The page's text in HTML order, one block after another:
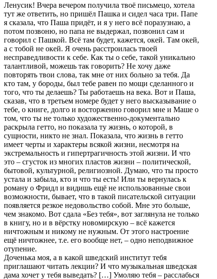
Ленусик! Вчера вечером получила твоё письмецо, хотела
тут же ответить, но пришёл Пашка и сидел часа три. Папе
я сказала, что Паша придёт, и я у него всё поразузнаю, а
потом позвоню, но папа не выдержал, позвонил сам и
говорил с Пашкой. Всё там будет, кажется, окей. Там окей,
а с тобой не окей. Я очень расстроилась твоей
несправедливости к себе. Как ты о себе, такой уникально
талантливой, можешь так говорить? Не хочу даже
повторять твои слова, так мне от них больно за тебя. Да
кто там, у бороды, был тебе равен по мощи сделанного и
того, что ты делаешь? Ты работаешь на века. Вот и Паша,
сказав, что в третьем номере будет у него высказывание о
тебе, о книге, долго и восторженно говорил мне и Маше о
том, что ты не только художественно-документально
раскрыла гетто, но показала ту жизнь, о которой, в
сущности, никто не знал. Показала, что жизнь в гетто
имеет черты и характеры всякой жизни, несмотря на
экстремальность и гипертрагичность этой жизни. И что
это – сгусток из многих пластов жизни – политической,
бытовой, культурной, религиозной. Думаю, что ты просто
устала и забыла, кто и что ты есть! Или ты вернулась к
роману о Фридл и видишь ещё не использованные свои
возможности, бывает, что в такой писательской ситуации
появляется резкое недовольство собой. Мне это больше,
чем знакомо. Вот сдала «Без тебя», вот заглянула не только
в книгу, но и в вёрстку новомирскую – всё кажется
ничтожным и никому не нужным. От этого настроение
ещё ничтожнее, т.е. его вообще нет, – одно неподвижное
отупение.
Доченька моя, а в какой шведский институт тебя
приглашают читать лекции? И что музыкальная шведская
дама хочет у тебя выведать? […] Умоляю тебя – расслабься